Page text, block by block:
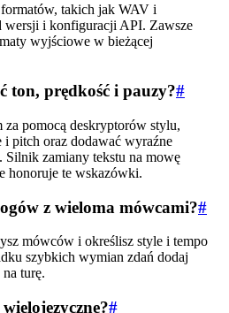
takich jak WAV i
wersji i konfiguracji API. Zawsze
wyjściowe w bieżącej
ton, prędkość i pauzy?#
za pomocą deskryptorów stylu,
i pitch oraz dodawać wyraźne
zamiany tekstu na mowę
honoruje te wskazówki.
z wieloma mówcami?#
mówców i określisz style i tempo
szybkich wymian zdań dodaj
turę.
#